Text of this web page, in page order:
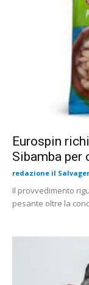
Eurospin
Sibamba
redazione il
Il provvedimento
pesante oltre la